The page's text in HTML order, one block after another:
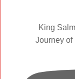
King
Journey